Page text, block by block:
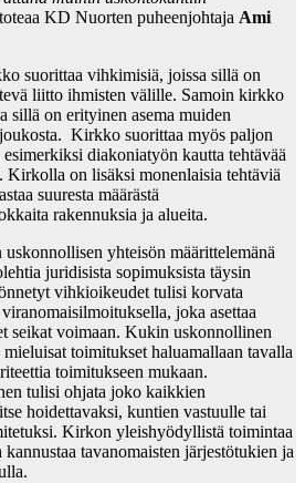
toteaa KD Nuorten puheenjohtaja Ami
suorittaa vihkimisiä, joissa sillä on
liitto ihmisten välille. Samoin kirkko
sillä on erityinen asema muiden
Kirkko suorittaa myös paljon
diakoniatyön kautta tehtävää
Kirkolla on lisäksi monenlaisia tehtäviä
suuresta määrästä
rakennuksia ja alueita.
yhteisön määrittelemänä
juridisista sopimuksista täysin
vihkioikeudet tulisi korvata
joka asettaa
seikat voimaan. Kukin uskonnollinen
toimitukset haluamallaan tavalla
toimitukseen mukaan.
tulisi ohjata joko kaikkien
hoidettavaksi, kuntien vastuulle tai
Kirkon yleishyödyllistä toimintaa
tavanomaisten järjestötukien ja